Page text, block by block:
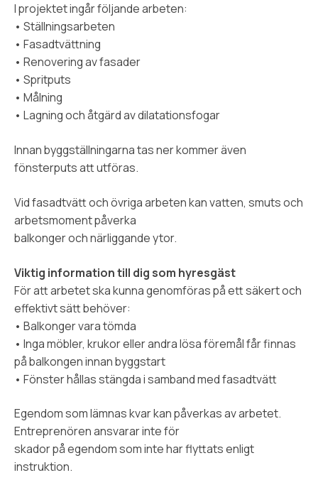
I projektet ingår följande arbeten:
• Ställningsarbeten
• Fasadtvättning
• Renovering av fasader
• Spritputs
• Målning
• Lagning och åtgärd av dilatationsfogar
Innan byggställningarna tas ner kommer även
fönsterputs att utföras.
Vid fasadtvätt och övriga arbeten kan vatten, smuts och
arbetsmoment påverka
balkonger och närliggande ytor.
Viktig information till dig som hyresgäst
För att arbetet ska kunna genomföras på ett säkert och
effektivt sätt behöver:
• Balkonger vara tömda
• Inga möbler, krukor eller andra lösa föremål får finnas
på balkongen innan byggstart
• Fönster hållas stängda i samband med fasadtvätt
Egendom som lämnas kvar kan påverkas av arbetet.
Entreprenören ansvarar inte för
skador på egendom som inte har flyttats enligt
instruktion.